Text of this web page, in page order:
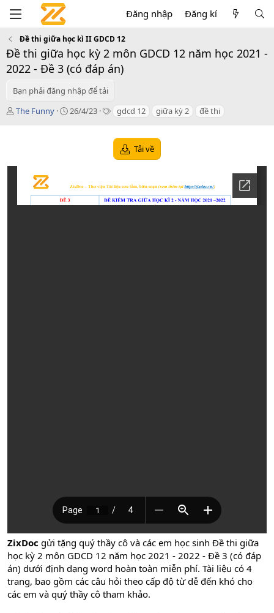
Đăng nhập Đăng kí
Đề thi giữa học kì II GDCD 12
Đề thi giữa học kỳ 2 môn GDCD 12 năm học 2021 -
2022 - Đề 3 (có đáp án)
Bạn phải đăng nhập để tải
T
ả
The Funny
C
n
d
26/4/23
T
s
gdcd 12 giữa kỳ 2 đề thi
Tải về
ZixDoc gửi tặng quý thầy cô và các em học sinh Đề thi giữa
học kỳ 2 môn GDCD 12 năm học 2021 - 2022 - Đề 3 (có đáp
án) dưới định dạng word hoàn toàn miễn phí. Tài liệu có 4
trang, bao gồm các câu hỏi theo cấp độ từ dễ đến khó cho
các em và quý thầy cô tham khảo.